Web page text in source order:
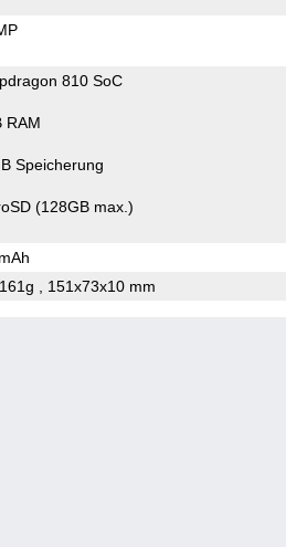
810 SoC
RAM
Speicherung
(128GB max.)
, 151x73x10 mm